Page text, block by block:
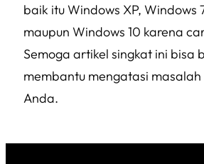
baik itu Windows XP, Windows
maupun Windows 10 karena
Semoga artikel singkat ini bisa
membantu mengatasi masalah
Anda.